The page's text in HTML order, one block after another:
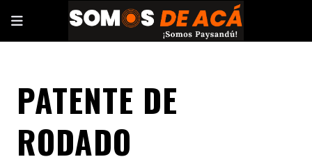
PATENTE DE
RODADO